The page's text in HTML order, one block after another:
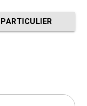
PARTICULIER